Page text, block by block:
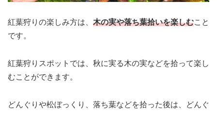
紅葉狩りの楽しみ方は、 木の実や落ち葉拾いを楽しむこと
です。
紅葉狩りスポットでは、秋に実る木の実などを拾って楽し
むことができます。
どんぐりや松ぼっくり、落ち葉などを拾った後は、どんぐ